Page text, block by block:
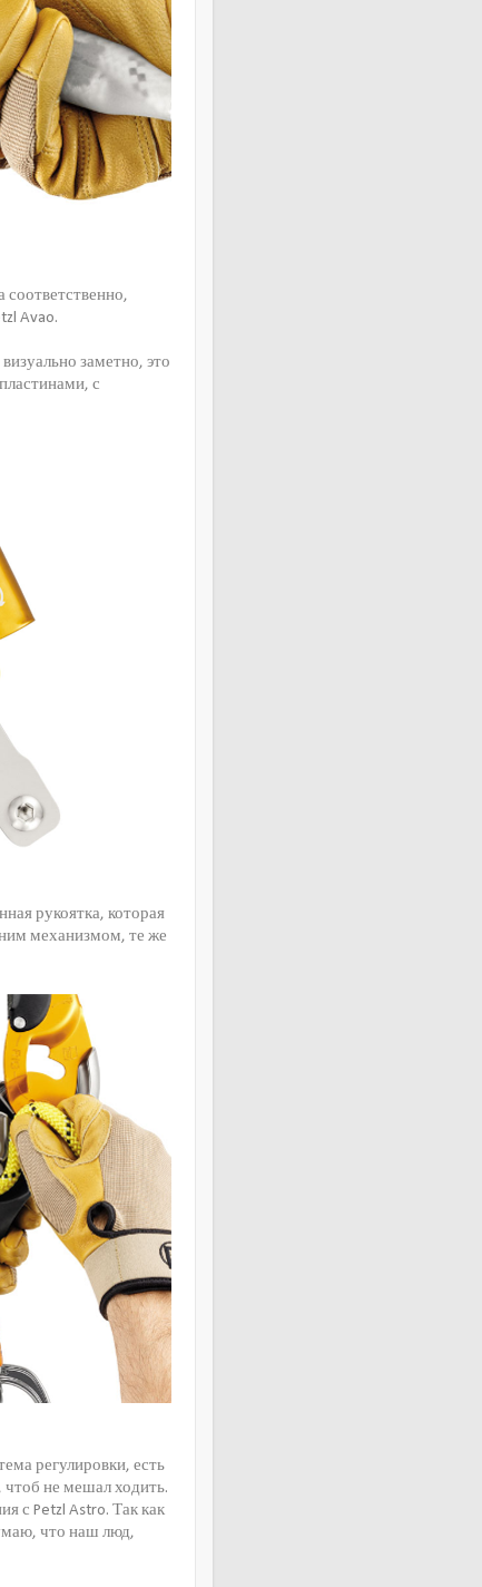
Avao.
заметно, это
с
рукоятка, которая
механизмом, те же
регулировки, есть
чтоб не мешал ходить.
с Petzl Astro. Так как
что наш люд,